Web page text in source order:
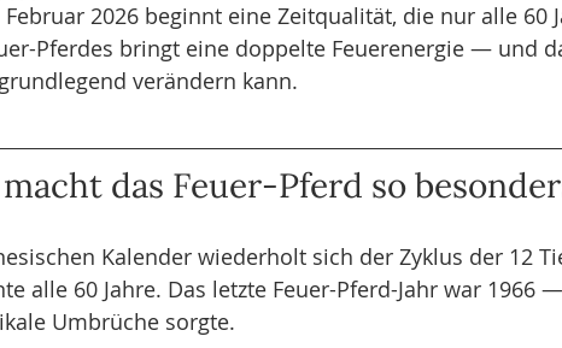
Februar 2026 beginnt eine Zeitqualität, die nur alle 60
Pferdes bringt eine doppelte Feuerenergie — und
verändern kann.
das Feuer-Pferd so
Kalender wiederholt sich der Zyklus der 12
alle 60 Jahre. Das letzte Feuer-Pferd-Jahr war 1966
Umbrüche sorgte.